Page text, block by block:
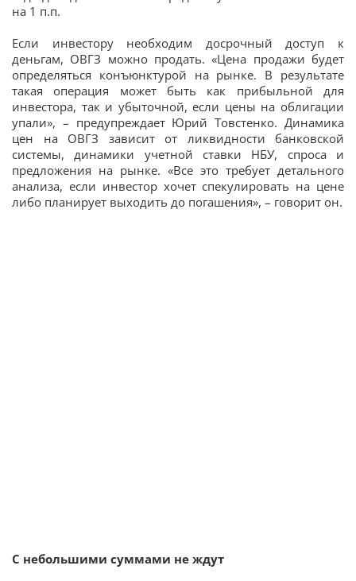
на 1 п.п.
Если инвестору необходим досрочный доступ к
деньгам, ОВГЗ можно продать. «Цена продажи будет
определяться конъюнктурой на рынке. В результате
такая операция может быть как прибыльной для
инвестора, так и убыточной, если цены на облигации
упали», – предупреждает Юрий Товстенко. Динамика
цен на ОВГЗ зависит от ликвидности банковской
системы, динамики учетной ставки НБУ, спроса и
предложения на рынке. «Все это требует детального
анализа, если инвестор хочет спекулировать на цене
либо планирует выходить до погашения», – говорит он.
С небольшими суммами не ждут